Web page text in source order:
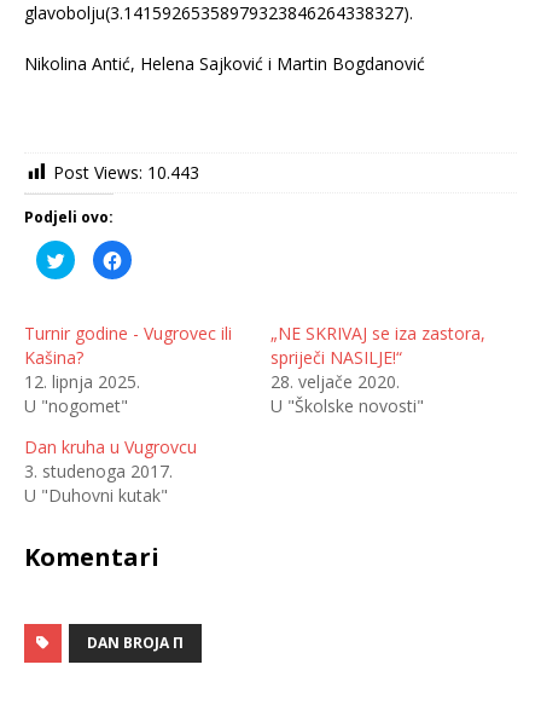
glavobolju(3.14159265358979323846264338327).
Nikolina Antić, Helena Sajković i Martin Bogdanović
Post Views: 10.443
Podjeli ovo:
P
o
e
i
a
T
w
t
t
e
r
u
v
s
n
K
l
m
p
d
i
j
i
e
n
a
e
k
u
(
O
Turnir godine - Vugrovec ili
Kašina?
12. lipnja 2025.
U "nogomet"
„NE SKRIVAJ se iza zastora,
spriječi NASILJE!“
28. veljače 2020.
U "Školske novosti"
Dan kruha u Vugrovcu
3. studenoga 2017.
U "Duhovni kutak"
Komentari
DAN BROJA Π